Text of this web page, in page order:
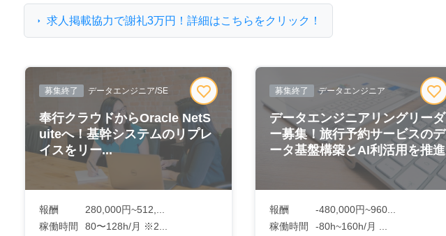
求人掲載協力で謝礼3万円！詳細はこちらをクリック！
募集終了 データエンジニア/SE
奉行クラウドからOracle NetS
uiteへ！基幹システムのリプレ
イスをリー...
報酬
280,000円~512,...
稼働時間
80〜128h/月 ※2...
募集終了 データエンジニア
データエンジニアリングリーダ
ー募集！旅行予約サービスのデ
ータ基盤構築とAI利活用を推進
報酬
-480,000円~960...
稼働時間
-80h~160h/月 ...